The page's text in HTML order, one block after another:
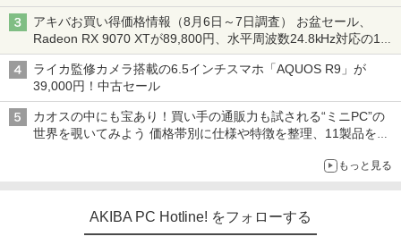
アキバお買い得価格情報（8月6日～7日調査） お盆セール、
Radeon RX 9070 XTが89,800円、水平周波数24.8kHz対応の17
型モニターが9,801円、暑さ指数連動セール ほか
ライカ監修カメラ搭載の6.5インチスマホ「AQUOS R9」が
39,000円！中古セール
カオスの中にも宝あり！買い手の通販力も試される“ミニPC”の
世界を覗いてみよう 価格帯別に仕様や特徴を整理、11製品をピ
もっと見る
AKIBA PC Hotline! をフォローする